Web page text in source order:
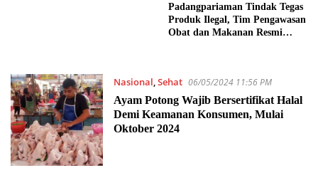
Padangpariaman Tindak Tegas
Produk Ilegal, Tim Pengawasan
Obat dan Makanan Resmi
Nasional Sehat 06/05/2024 11:56 PM
Ayam Potong Wajib Bersertifikat Halal
Demi Keamanan Konsumen, Mulai
Oktober 2024